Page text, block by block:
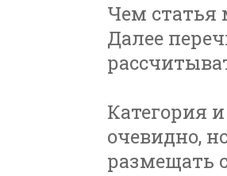
Чем статья
Далее
Категория
очевидно,
размещать